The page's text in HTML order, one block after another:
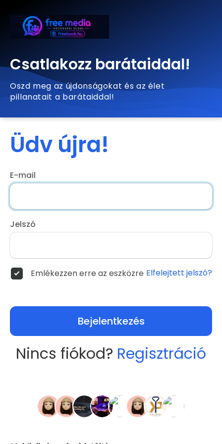
Csatlakozz barátaiddal!
Oszd meg az újdonságokat és az élet
pillanatait a barátaiddal!
Üdv újra!
E-mail
Jelszó
Emlékezzen erre az eszközre Elfelejtett jelszó?
Bejelentkezés
Nincs fiókod? Regisztráció